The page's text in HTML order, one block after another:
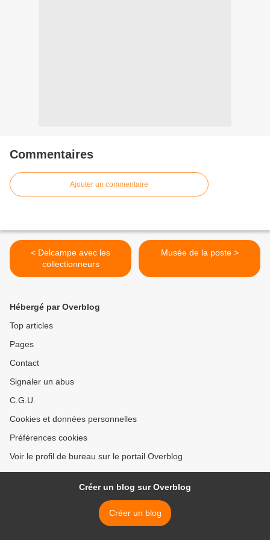
Commentaires
Ajouter un commentaire
< Delcampe avec les
collectionneurs
Musée de la poste >
Hébergé par Overblog
Top articles
Pages
Contact
Signaler un abus
C.G.U.
Cookies et données personnelles
Préférences cookies
Voir le profil de bureau sur le portail Overblog
Créer un blog sur Overblog
Créer un blog